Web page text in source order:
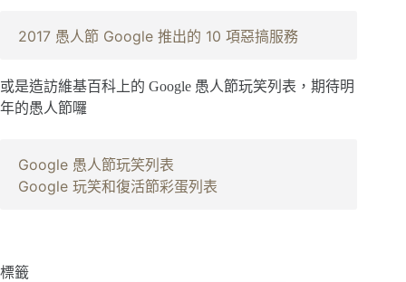
2017 愚人節 Google 推出的 10 項惡搞服務
或是造訪維基百科上的 Google 愚人節玩笑列表，期待明
年的愚人節囉
Google 愚人節玩笑列表
Google 玩笑和復活節彩蛋列表
標籤